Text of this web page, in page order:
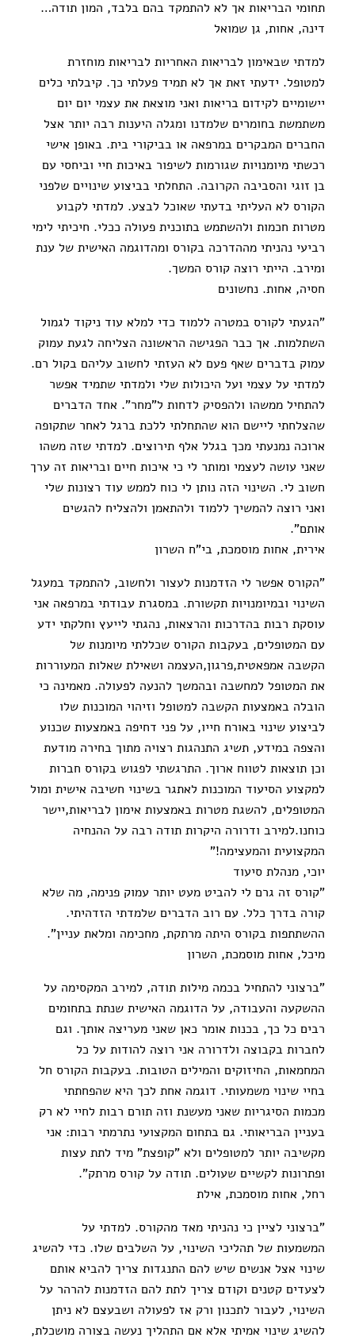
תחומי הבריאות אך לא להתמקד בהם בלבד, המון תודה…
דינה, אחות, גן שמואל
למדתי שבאימון לבריאות האחריות לבריאות מוחזרת
למטופל. ידעתי זאת אך לא תמיד פעלתי כך. קיבלתי כלים
יישומיים לקידום בריאות ואני מוצאת את עצמי יום יום
משתמשת בחומרים שלמדנו ומגלה היענות רבה יותר אצל
החברים המבקרים במרפאה או בביקורי בית. באופן אישי
רכשתי מיומנויות שגורמות לשיפור באיכות חיי וביחסי עם
בן זוגי והסביבה הקרובה. התחלתי בביצוע שינויים שלפני
הקורס לא העליתי בדעתי שאוכל לבצע. למדתי לקבוע
מטרות חכמות ולהשתמש בתוכנית פעולה ככלי. חיכיתי לימי
רביעי נהניתי מההדרכה בקורס ומהדוגמה האישית של ענת
ומירב. הייתי רוצה קורס המשך.
חסיה, אחות. נחשונים
"הגעתי לקורס במטרה ללמוד כדי למלא עוד ניקוד לגמול
השתלמות. אך כבר הפגישה הראשונה הצליחה לגעת עמוק
עמוק בדברים שאף פעם לא העזתי לחשוב עליהם בקול רם.
למדתי על עצמי ועל היכולות שלי ולמדתי שתמיד אפשר
להתחיל ממשהו ולהפסיק לדחות ל"מחר". אחד הדברים
שהצלחתי ליישם הוא שהתחלתי ללכת ברגל לאחר שתקופה
ארוכה נמנעתי מכך בגלל אלף תירוצים. למדתי שזה משהו
שאני עושה לעצמי ומותר לי כי איכות חיים ובריאות זה ערך
חשוב לי. השינוי הזה נותן לי כוח לממש עוד רצונות שלי
ואני רוצה להמשיך ללמוד ולהתאמן ולהצליח להגשים
אותם".
אירית, אחות מוסמכת, בי"ח השרון
"הקורס אפשר לי הזדמנות לעצור ולחשוב, להתמקד במעגל
השינוי ובמיומנויות תקשורת. במסגרת עבודתי במרפאה אני
עוסקת רבות בהדרכות והרצאות, נהגתי לייעץ וחלקתי ידע
עם המטופלים, בעקבות הקורס שכללתי מיומנות של
הקשבה אמפאטית,פרגון,העצמה ושאילת שאלות המעוררות
את המטופל למחשבה ובהמשך להנעה לפעולה. מאמינה כי
הובלה באמצעות הקשבה למטופל וזיהוי המוכנות שלו
לביצוע שינוי באורח חייו, על פני דחיפה באמצעות שכנוע
והצפה במידע, תשיג התנהגות רצויה מתוך בחירה מודעת
וכן תוצאות לטווח ארוך. התרגשתי לפגוש בקורס חברות
למקצוע הסיעוד המוכנות לאתגר בשינוי חשיבה אישית ומול
המטופלים, להשגת מטרות באמצעות אימון לבריאות,יישר
כוחנו.למירב ודרורה היקרות תודה רבה על ההנחיה
המקצועית והמעצימה!"
יוכי, מנהלת סיעוד
"קורס זה גרם לי להביט מעט יותר עמוק פנימה, מה שלא
קורה בדרך כלל. עם רוב הדברים שלמדתי הזדהיתי.
ההשתתפות בקורס היתה מרתקת, מחכימה ומלאת עניין".
מיכל, אחות מוסמכת, השרון
"ברצוני להתחיל בכמה מילות תודה, למירב המקסימה על
ההשקעה והעבודה, על הדוגמה האישית שנתת בתחומים
רבים כל כך, בכנות אומר כאן שאני מעריצה אותך. וגם
לחברות בקבוצה ולדרורה אני רוצה להודות על כל
המחמאות, החיזוקים והמילים הטובות. בעקבות הקורס חל
בחיי שינוי משמעותי. דוגמה אחת לכך היא שהפחתתי
מכמות הסיגריות שאני מעשנת וזה תורם רבות לחיי לא רק
בעניין הבריאותי. גם בתחום המקצועי נתרמתי רבות: אני
מקשיבה יותר למטופלים ולא "קופצת" מיד לתת עצות
ופתרונות לקשיים שעולים. תודה על קורס מרתק".
רחל, אחות מוסמכת, אילת
"ברצוני לציין כי נהניתי מאד מהקורס. למדתי על
המשמעות של תהליכי השינוי, על השלבים שלו. כדי להשיג
שינוי אצל אנשים שיש להם התנגדות צריך להביא אותם
לצעדים קטנים וקודם צריך לתת להם הזדמנות להרהר על
השינוי, לעבור לתכנון ורק אז לפעולה ושבעצם לא ניתן
להשיג שינוי אמיתי אלא אם התהליך נעשה בצורה מושכלת,